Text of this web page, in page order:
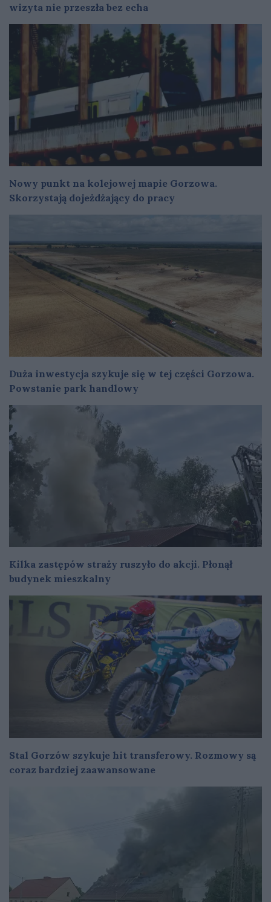
wizyta nie przeszła bez echa
Nowy punkt na kolejowej mapie Gorzowa.
Skorzystają dojeżdżający do pracy
Duża inwestycja szykuje się w tej części Gorzowa.
Powstanie park handlowy
Kilka zastępów straży ruszyło do akcji. Płonął
budynek mieszkalny
Stal Gorzów szykuje hit transferowy. Rozmowy są
coraz bardziej zaawansowane